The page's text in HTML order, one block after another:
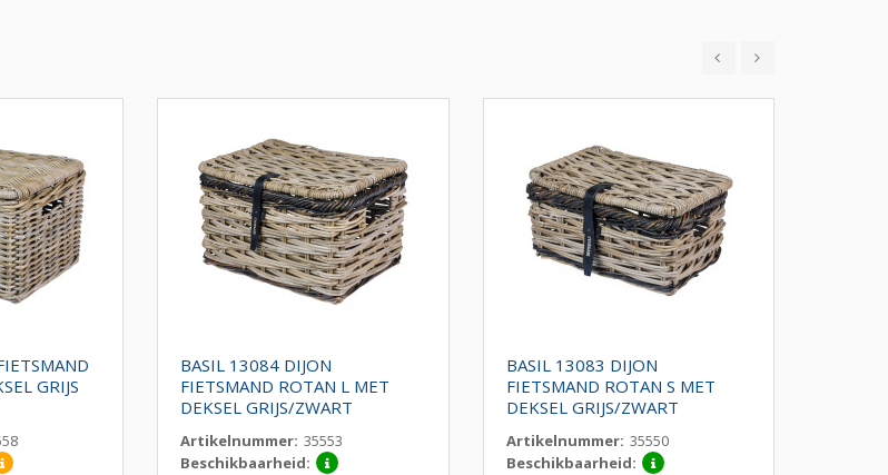
GRIJS
BASIL 13084 DIJON
FIETSMAND ROTAN L MET
DEKSEL GRIJS/ZWART
Artikelnummer: 35553
Beschikbaarheid:
BASIL 13083 DIJON
FIETSMAND ROTAN S MET
DEKSEL GRIJS/ZWART
Artikelnummer: 35550
Beschikbaarheid: